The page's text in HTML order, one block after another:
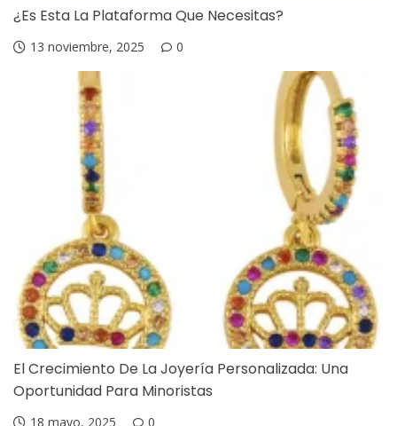
¿Es Esta La Plataforma Que Necesitas?
13 noviembre, 2025 0
El Crecimiento De La Joyería Personalizada: Una
Oportunidad Para Minoristas
18 mayo, 2025 0